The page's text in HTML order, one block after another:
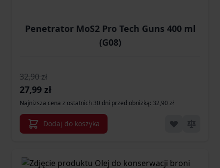
Penetrator MoS2 Pro Tech Guns 400 ml
(G08)
32,90 zł
Cena promocyjna
27,99 zł
Najniższa cena z ostatnich 30 dni przed obniżką: 32,90 zł
Dodaj do koszyka